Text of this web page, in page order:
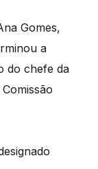
Gomes,
a
do chefe da